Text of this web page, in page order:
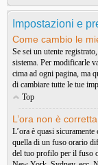
Impostazioni e
Come cambio le
Se sei un utente
sistema. Per modificarle
cima ad ogni pagina, ma
di cambiare tutte le tue
Top
L’ora non è
L’ora è quasi
quella di un fuso orario
del tuo profilo per il fuso